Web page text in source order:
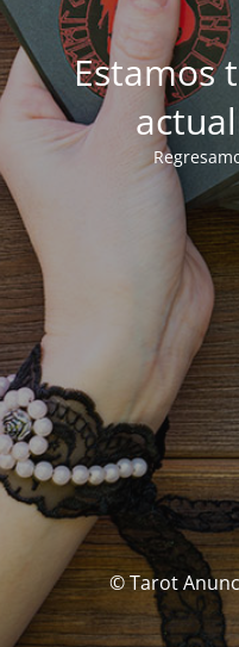
Estamos
© Tarot